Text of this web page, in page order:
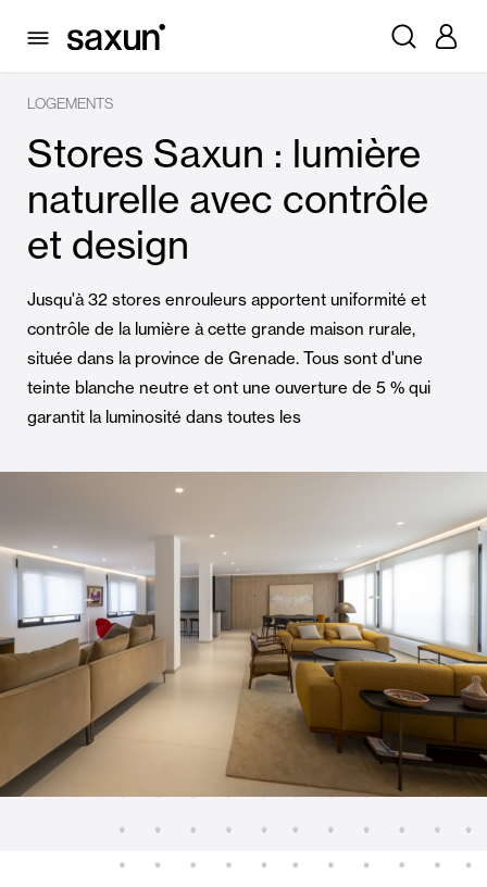
LOGEMENTS
Stores Saxun : lumière
naturelle avec contrôle
et design
Jusqu'à 32 stores enrouleurs apportent uniformité et
contrôle de la lumière à cette grande maison rurale,
située dans la province de Grenade. Tous sont d'une
teinte blanche neutre et ont une ouverture de 5 % qui
garantit la luminosité dans toutes les